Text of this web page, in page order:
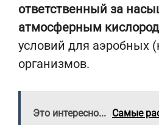
ответственный за
атмосферным
условий для аэробных
организмов.
Это интересно... Самые